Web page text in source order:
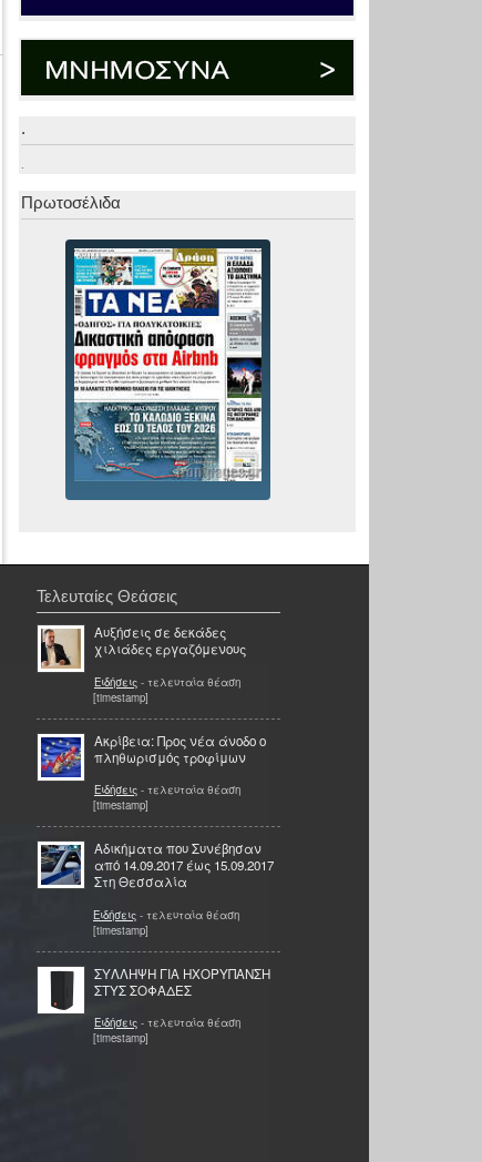
.
.
Πρωτοσέλιδα
Τελευταίες Θεάσεις
Αυξήσεις σε δεκάδες
χιλιάδες εργαζόμενους
Ειδήσεις - τελευταία θέαση
[timestamp]
Ακρίβεια: Προς νέα άνοδο ο
πληθωρισμός τροφίμων
Ειδήσεις - τελευταία θέαση
[timestamp]
Αδικήματα που Συνέβησαν
από 14.09.2017 έως 15.09.2017
Στη Θεσσαλία
Ειδήσεις - τελευταία θέαση
[timestamp]
ΣΥΛΛΗΨΗ ΓΙΑ ΗΧΟΡΥΠΑΝΣΗ
ΣΤΥΣ ΣΟΦΑΔΕΣ
Ειδήσεις - τελευταία θέαση
[timestamp]